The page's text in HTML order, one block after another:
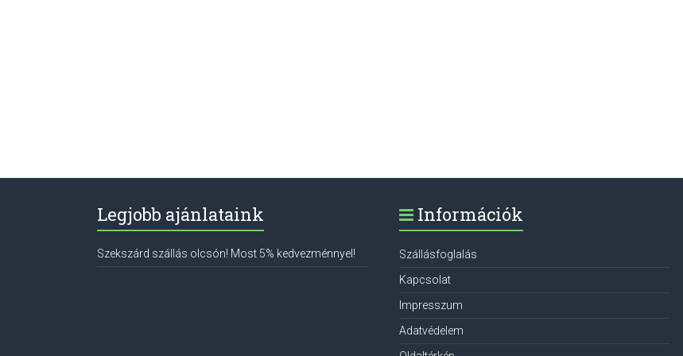
Legjobb ajánlataink
Szekszárd szállás olcsón! Most 5% kedvezménnyel!
Információk
Szállásfoglalás
Kapcsolat
Impresszum
Adatvédelem